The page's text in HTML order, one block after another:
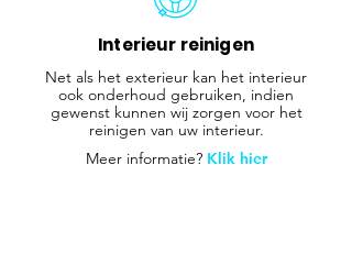
Interieur reinigen
Net als het exterieur kan het interieur
ook onderhoud gebruiken, indien
gewenst kunnen wij zorgen voor het
reinigen van uw interieur.
Meer informatie? Klik hier